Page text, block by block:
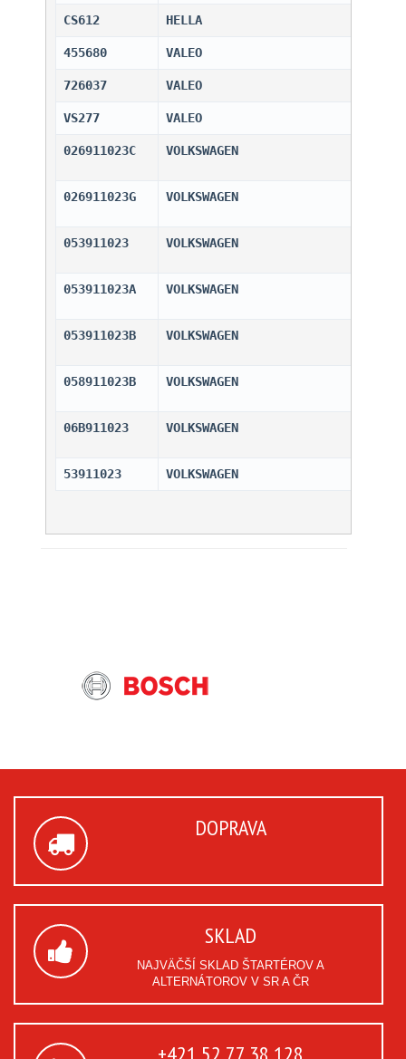
CS612 HELLA
455680 VALEO
726037 VALEO
VS277 VALEO
026911023C VOLKSWAGEN
026911023G VOLKSWAGEN
053911023 VOLKSWAGEN
053911023A VOLKSWAGEN
053911023B VOLKSWAGEN
058911023B VOLKSWAGEN
06B911023 VOLKSWAGEN
53911023 VOLKSWAGEN
DOPRAVA
SKLAD
NAJVÄČŠÍ SKLAD ŠTARTÉROV A
ALTERNÁTOROV V SR A ČR